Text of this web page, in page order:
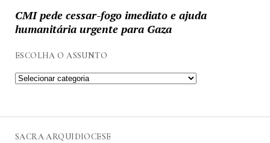
CMI pede cessar-fogo imediato e ajuda
humanitária urgente para Gaza
ESCOLHA O ASSUNTO
SACRA ARQUIDIOCESE